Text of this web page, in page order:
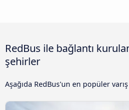
RedBus ile bağlantı
şehirler
Aşağıda RedBus'un en popüler